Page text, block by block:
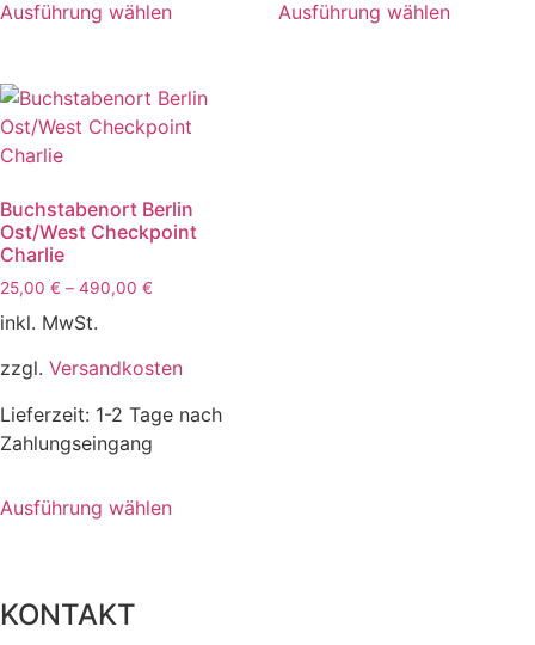
Ausführung wählenProdukt
Varianten
auf.
können
werden
Ausführung wählenProdukt
Buchstabenort Berlin
Ost/West Checkpoint
Charlie
25,00 € – 490,00 €
inkl. MwSt.
zzgl. Versandkosten
Lieferzeit: 1-2 Tage nach
Zahlungseingang
Ausführung wählenProdukt
KONTAKT